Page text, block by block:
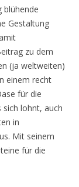
blühende
Gestaltung
zu dem
(ja weltweiten)
einem recht
für die
lohnt, auch
in
Mit seinem
für die